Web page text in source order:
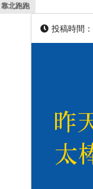
靠北跑跑
投稿時間：